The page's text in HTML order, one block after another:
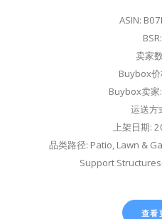
ASIN:
卖家
Buybox
Buybox卖
运送方
上架日期:
品类路径: Patio, Lawn &
Support
查看